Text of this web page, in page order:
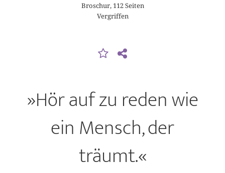
Broschur, 112 Seiten
Vergriffen
»Hör auf zu reden wie
ein Mensch, der
träumt.«